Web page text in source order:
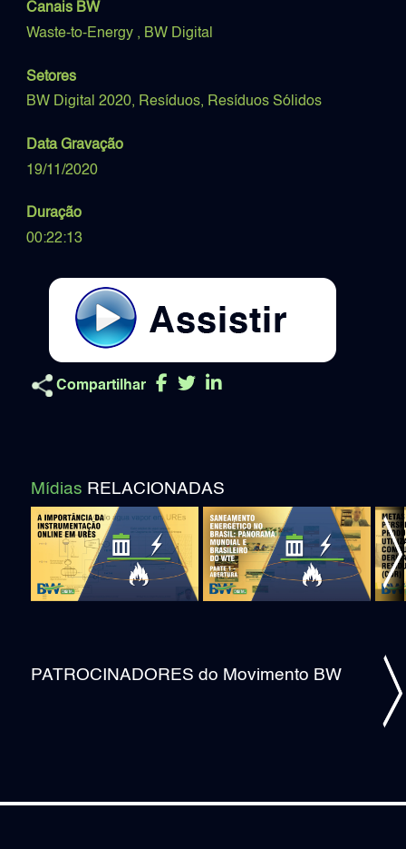
Canais BW
Waste-to-Energy , BW Digital
Setores
BW Digital 2020, Resíduos, Resíduos Sólidos
Data Gravação
19/11/2020
Duração
00:22:13
Compartilhar
Mídias RELACIONADAS
PATROCINADORES do Movimento BW